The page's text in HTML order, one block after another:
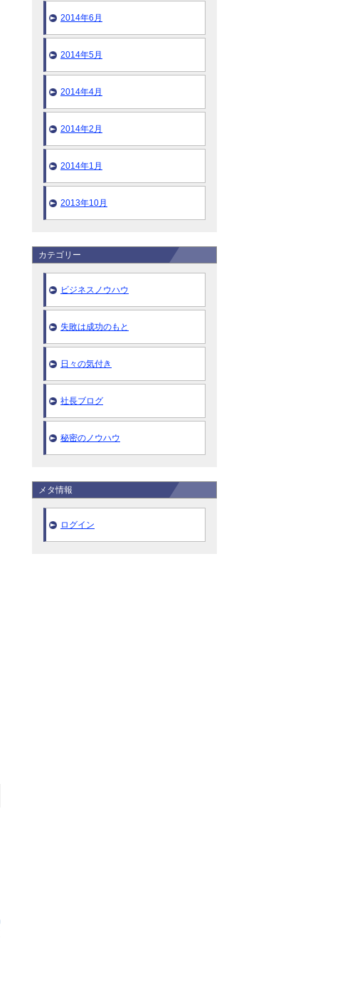
2014年6月
2014年5月
2014年4月
2014年2月
2014年1月
2013年10月
カテゴリー
ビジネスノウハウ
失敗は成功のもと
日々の気付き
社長ブログ
秘密のノウハウ
メタ情報
ログイン